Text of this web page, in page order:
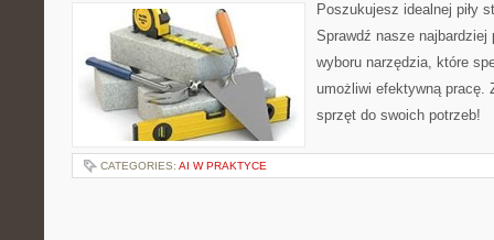
Poszukujesz idealnej piły
Sprawdź nasze
wyboru narzędzia, które
umożliwi efektywną pracę.
sprzęt do swoich potrzeb!
CATEGORIES: AI W PRAKTYCE